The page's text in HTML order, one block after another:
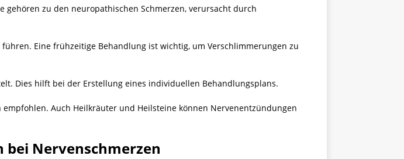
zu den neuropathischen Schmerzen, verursacht durch
Eine frühzeitige Behandlung ist wichtig, um Verschlimmerungen zu
Dies hilft bei der Erstellung eines individuellen Behandlungsplans.
Auch Heilkräuter und Heilsteine können Nervenentzündungen
Nervenschmerzen